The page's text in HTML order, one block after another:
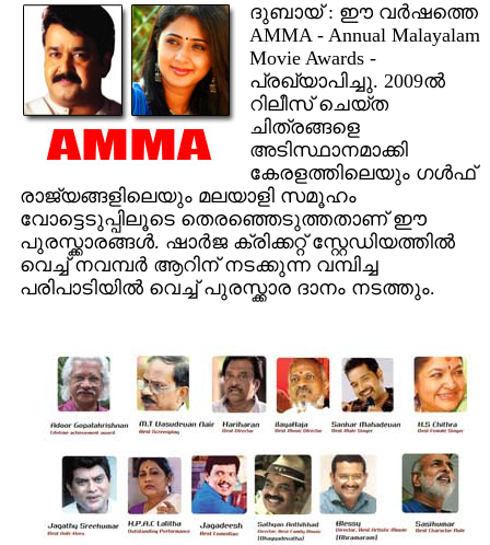
ദുബായ് : ഈ വര്‍ഷത്തെ
AMMA - Annual Malayalam
Movie Awards -
പ്രഖ്യാപിച്ചു. 2009ല്‍
റിലീസ് ചെയ്ത
ചിത്രങ്ങളെ
അടിസ്ഥാനമാക്കി
കേരളത്തിലെയും ഗള്‍ഫ്
രാജ്യങ്ങളിലെയും മലയാളി സമൂഹം
വോട്ടെടുപ്പിലൂടെ തെരഞ്ഞെടുത്തതാണ് ഈ
പുരസ്ക്കാരങ്ങള്‍. ഷാര്‍ജ ക്രിക്കറ്റ് സ്റ്റേഡിയത്തില്‍
വെച്ച് നവമ്പര്‍ ആറിന് നടക്കുന്ന വമ്പിച്ച
പരിപാടിയില്‍ വെച്ച് പുരസ്ക്കാര ദാനം നടത്തും.